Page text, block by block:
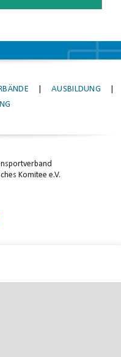
AUSBILDUNG
Komitee e.V.